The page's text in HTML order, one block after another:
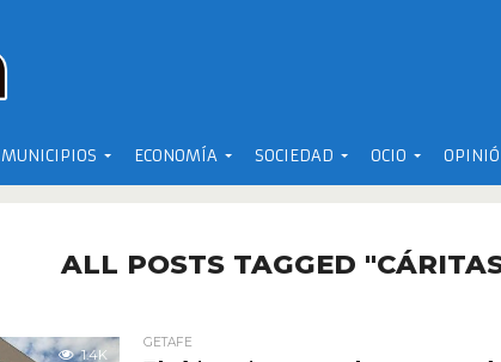
MUNICIPIOS ECONOMÍA SOCIEDAD OCIO
ALL POSTS TAGGED
1.4K
GETAFE